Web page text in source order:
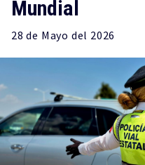
Mundial
28 de Mayo del 2026